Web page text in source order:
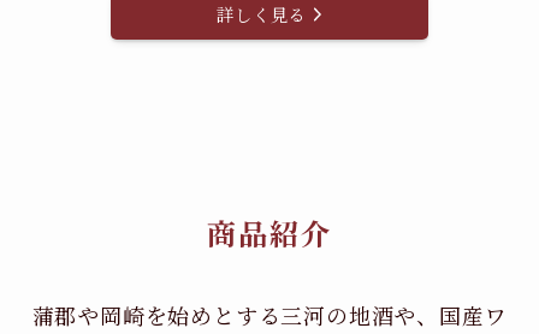
詳しく見る
商品紹介
蒲郡や岡崎を始めとする三河の地酒や、国産ワ